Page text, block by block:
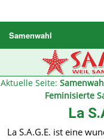
Samenwahl
Hanfsamen
Weitere Produkte
Reseller
Aktuelle Seite:
Feminisierte
La
La S.A.G.E. ist eine